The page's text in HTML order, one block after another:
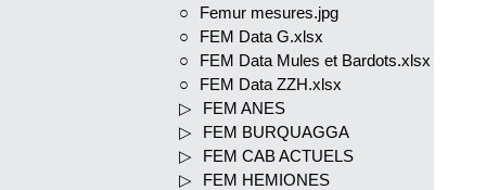
Femur mesures.jpg
FEM Data G.xlsx
FEM Data Mules et Bardots.xlsx
FEM Data ZZH.xlsx
FEM ANES
FEM BURQUAGGA
FEM CAB ACTUELS
FEM HEMIONES